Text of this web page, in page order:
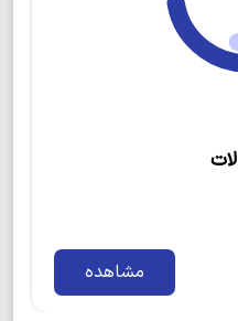
زمین داخل بافت